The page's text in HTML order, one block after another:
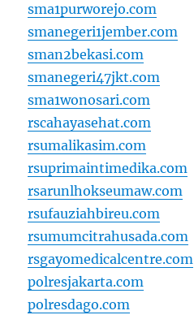
sma1purworejo.com
smanegeri1jember.com
sman2bekasi.com
smanegeri47jkt.com
sma1wonosari.com
rscahayasehat.com
rsumalikasim.com
rsuprimaintimedika.com
rsarunlhokseumaw.com
rsufauziahbireu.com
rsumumcitrahusada.com
rsgayomedicalcentre.com
polresjakarta.com
polresdago.com